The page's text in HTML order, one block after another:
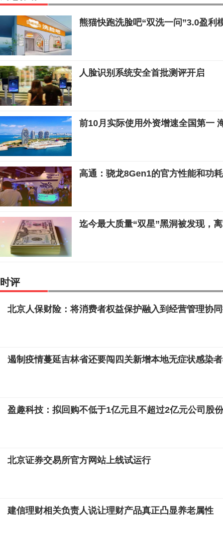
熊猫快跑洗脸吧“双洗一问”3.0盈利
人脸识别系统安全首批测评开启
前10月实际使用外资增速全国第一
高通：骁龙8Gen1的官方性能和功
迄今最大质量“双星”黑洞被发现，
时评
北京人保财险：将消费者权益保护融入到经营管理协
遏制疫情蔓延吉林省还要闯四关新增本地无症状感染
盈趣科技：拟回购不低于1亿元且不超过2亿元公司股
北京证券交易所官方网站上线试运行
建信理财相关负责人说让理财产品真正凸显养老属性